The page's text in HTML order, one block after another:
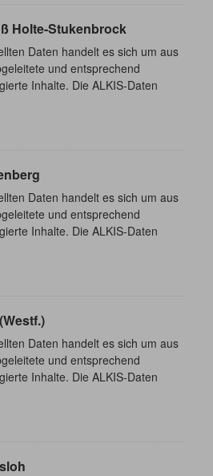
Holte-Stukenbrock
Daten handelt es sich um aus
und entsprechend
Inhalte. Die ALKIS-Daten
Daten handelt es sich um aus
und entsprechend
Inhalte. Die ALKIS-Daten
Daten handelt es sich um aus
und entsprechend
Inhalte. Die ALKIS-Daten